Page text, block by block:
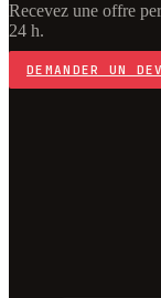
Recevez une offre
24 h.
DEMANDER UN